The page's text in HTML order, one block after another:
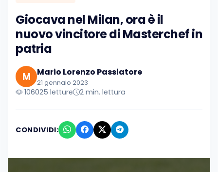
Giocava nel Milan, ora è il
nuovo vincitore di Masterchef in
patria
M Mario Lorenzo Passiatore
21 gennaio 2023
106025 letture 2 min. lettura
CONDIVIDI: